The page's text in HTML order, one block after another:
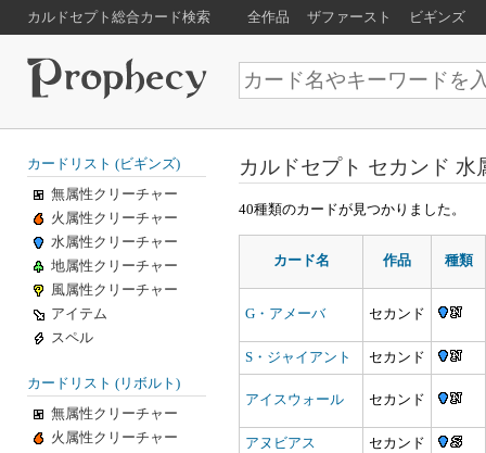
カルドセプト総合カード検索 全作品 ザファースト ビギンズ
カルドセプト セカンド
40種類のカードが見つかりました。
カード名 作品 種類
G・アメーバ セカンド
S・ジャイアント セカンド
アイスウォール セカンド
アヌビアス セカンド
カードリスト (ビギンズ)
無属性クリーチャー
火属性クリーチャー
水属性クリーチャー
地属性クリーチャー
風属性クリーチャー
アイテム
スペル
カードリスト (リボルト)
無属性クリーチャー
火属性クリーチャー